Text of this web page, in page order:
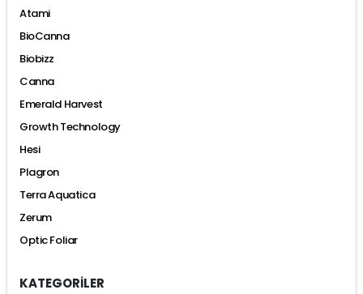
Atami
BioCanna
Biobizz
Canna
Emerald Harvest
Growth Technology
Hesi
Plagron
Terra Aquatica
Zerum
Optic Foliar
KATEGORİLER